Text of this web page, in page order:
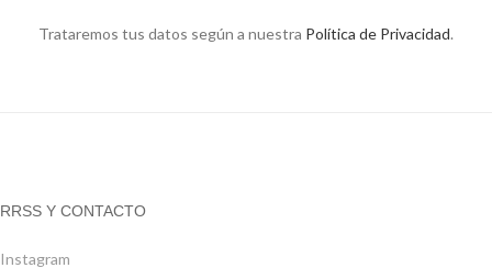
Trataremos tus datos según a nuestra Política de Privacidad.
RRSS Y CONTACTO
Instagram